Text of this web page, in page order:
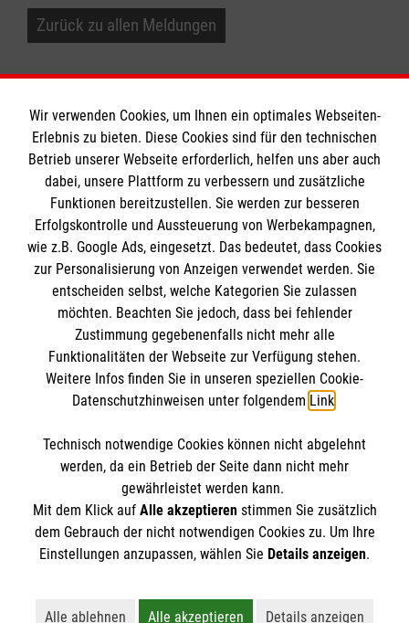
Zurück zu allen Meldungen
Informationen
Impressum
Datenschutz
Barrierefreiheit
Kontakt
Die Malteser
Malteser in Deutschland
Malteserorden
Sharepoint
Spendenkonto
Bank: Pax-Bank
IBAN: DE26 3706 0120 1201 2260 11
BIC: GENODED1PA7
So finden Sie uns
Thomas-Mann Straße 12
08523 Plauen
Email:Gabriele.Munser@malteser.org
Der Malteser Hilfsdienst e.V. ist als eingetragene
Gewerbesteuer befreit.
Wir verwenden Cookies, um Ihnen ein optimales Webseiten-
Erlebnis zu bieten. Diese Cookies sind für den technischen
Betrieb unserer Webseite erforderlich, helfen uns aber auch
dabei, unsere Plattform zu verbessern und zusätzliche
Funktionen bereitzustellen. Sie werden zur besseren
Erfolgskontrolle und Aussteuerung von Werbekampagnen,
wie z.B. Google Ads, eingesetzt. Das bedeutet, dass Cookies
zur Personalisierung von Anzeigen verwendet werden. Sie
entscheiden selbst, welche Kategorien Sie zulassen
möchten. Beachten Sie jedoch, dass bei fehlender
Zustimmung gegebenenfalls nicht mehr alle
Funktionalitäten der Webseite zur Verfügung stehen.
Weitere Infos finden Sie in unseren speziellen Cookie-
Datenschutzhinweisen unter folgendem Link.
Technisch notwendige Cookies können nicht abgelehnt
werden, da ein Betrieb der Seite dann nicht mehr
gewährleistet werden kann.
Mit dem Klick auf Alle akzeptierenstimmen Sie zusätzlich
dem Gebrauch der nicht notwendigen Cookies zu. Um Ihre
Einstellungen anzupassen, wählen Sie Details anzeigen.
Alle ablehnen Alle akzeptieren Details anzeigen